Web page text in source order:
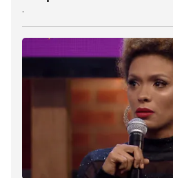
.